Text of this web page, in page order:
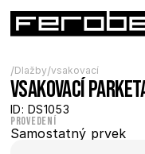
/Dlažby/vsakovací
Vsakovací
ID: DS1053
Provedení
Samostatný prvek